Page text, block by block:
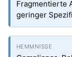
Fragmentierte
geringer